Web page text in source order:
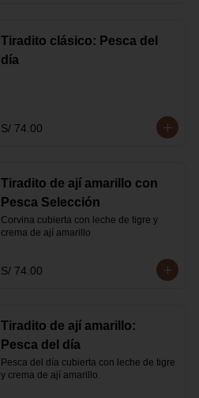
Tiradito clásico: Pesca del
día
S/ 74.00
Tiradito de ají amarillo con
Pesca Selección
Corvina cubierta con leche de tigre y
crema de ají amarillo
S/ 74.00
Tiradito de ají amarillo:
Pesca del día
Pesca del día cubierta con leche de tigre
y crema de ají amarillo.